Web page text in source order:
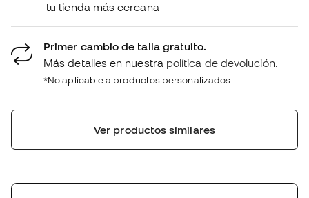
tu tienda más cercana
Primer cambio de talla gratuito.
Más detalles en nuestra política de devolución.
*No aplicable a productos personalizados.
Ver productos similares